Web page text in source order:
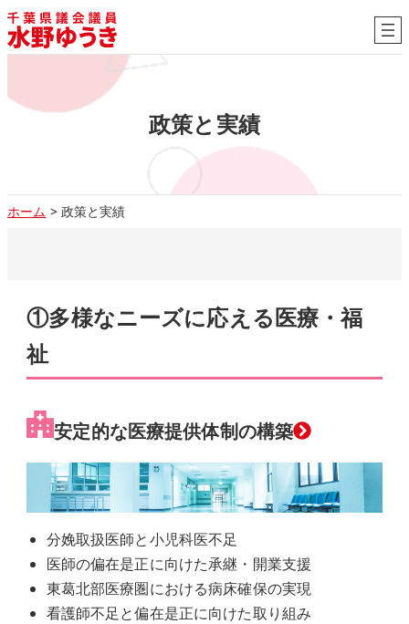
政策と実績
ホーム > 政策と実績
①多様なニーズに応える医療・福
祉
安定的な医療提供体制の構築
分娩取扱医師と小児科医不足
医師の偏在是正に向けた承継・開業支援
東葛北部医療圏における病床確保の実現
看護師不足と偏在是正に向けた取り組み
グ
ン
ク